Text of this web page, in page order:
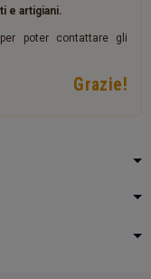
e artigiani.
per poter contattare gli
Grazie!